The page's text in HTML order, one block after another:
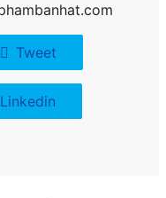
Tweet
Linkedin